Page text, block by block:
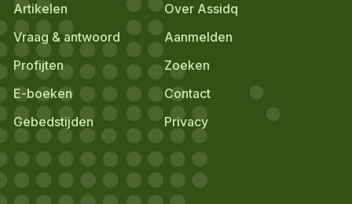
Artikelen
Vraag & antwoord
Profijten
E-boeken
Gebedstijden
Over Assidq
Aanmelden
Zoeken
Contact
Privacy